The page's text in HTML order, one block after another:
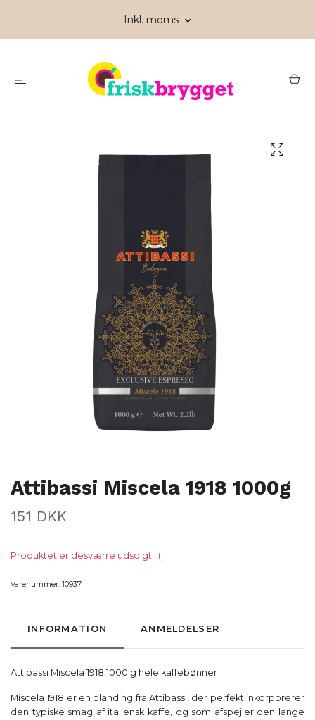
Inkl. moms
Attibassi Miscela 1918 1000g
151 DKK
Produktet er desværre udsolgt. :(
Varenummer: 10937
INFORMATION ANMELDELSER
Attibassi Miscela 1918 1000 g hele kaffebønner
Miscela 1918 er en blanding fra Attibassi, der perfekt inkorporerer
den typiske smag af italiensk kaffe, og som afspejler den lange